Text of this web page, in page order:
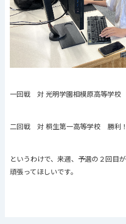
一回戦 対 光明学園相模原高等学
二回戦 対 桐生第一高等学校 勝利
というわけで、来週、予選の２回目が
頑張ってほしいです。